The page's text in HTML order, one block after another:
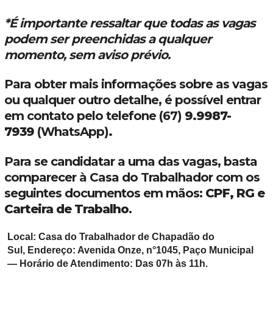
*É importante ressaltar que todas as vagas
podem ser preenchidas a qualquer
momento, sem aviso prévio.
Para obter mais informações sobre as vagas
ou qualquer outro detalhe, é possível entrar
em contato pelo telefone (67) 9.9987-
7939 (WhatsApp).
Para se candidatar a uma das vagas, basta
comparecer à Casa do Trabalhador com os
seguintes documentos em mãos: CPF, RG e
Carteira de Trabalho.
Local: Casa do Trabalhador de Chapadão do
Sul, Endereço: Avenida Onze, n°1045, Paço Municipal
— Horário de Atendimento: Das 07h às 11h.